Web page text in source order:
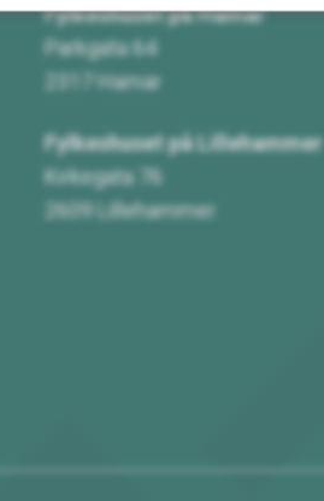
Fylkeshuset på Hamar
Parkgata 64
2317 Hamar
Fylkeshuset på Lillehammer
Kirkegata 76
2609 Lillehammer